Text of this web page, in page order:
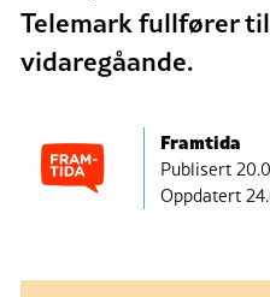
Telemark fullfører
vidaregåande.
Framtida
Publisert
Oppdatert